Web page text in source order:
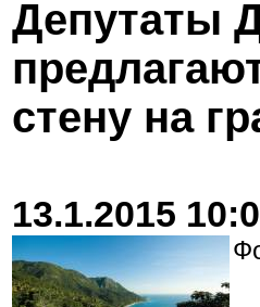
Депутаты
стену на
13.1.2015